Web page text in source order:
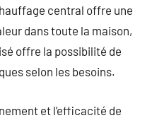
central offre une
dans toute la maison,
offre la possibilité de
selon les besoins.
et l’efficacité de